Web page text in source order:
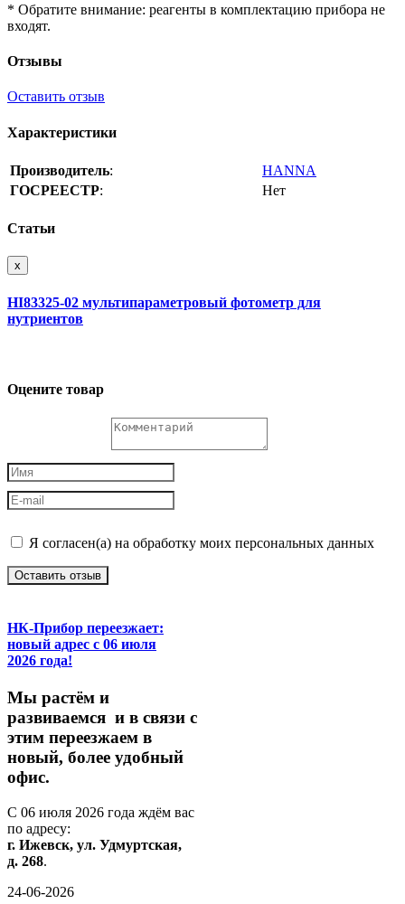
* Обратите внимание: реагенты в комплектацию прибора не
входят.
Отзывы
Оставить отзыв
Характеристики
Производитель:
HANNA
ГОСРЕЕСТР: Нет
Статьи
x
HI83325-02 мультипараметровый фотометр для
нутриентов
Оцените товар
Я согласен(а) на обработку моих персональных данных
Оставить отзыв
НК-Прибор переезжает:
новый адрес с 06 июля
2026 года!
Мы растём и
развиваемся и в связи с
этим переезжаем в
новый, более удобный
офис.
С 06 июля 2026 года ждём вас
по адресу:
г. Ижевск, ул. Удмуртская,
д. 268.
24-06-2026